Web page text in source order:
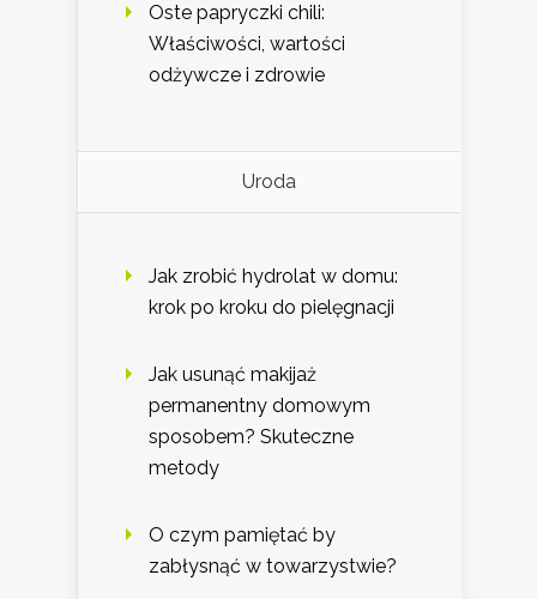
Oste papryczki chili:
Właściwości, wartości
odżywcze i zdrowie
Uroda
Jak zrobić hydrolat w domu:
krok po kroku do pielęgnacji
Jak usunąć makijaż
permanentny domowym
sposobem? Skuteczne
metody
O czym pamiętać by
zabłysnąć w towarzystwie?